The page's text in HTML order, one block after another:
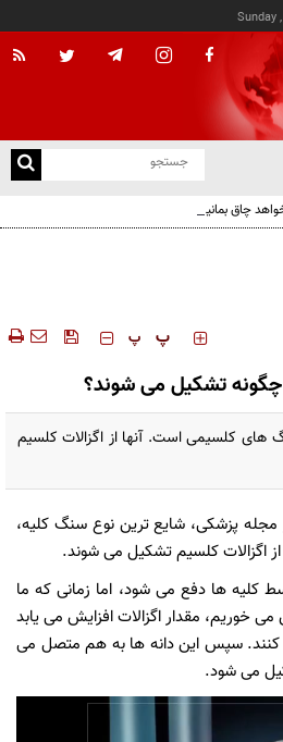
Sunday
چاق بمانیم!
‍‍‍ پ پ
تشکیل می شوند؟
کلسیمی است. آنها از اگزالات کلسیم
مجله پزشکی، شایع ترین نوع سنگ کلیه،
اگزالات کلسیم تشکیل می شوند.
ها دفع می شود، اما زمانی که ما
خوریم، مقدار اگزالات افزایش می یابد
سپس این دانه ها به هم متصل می
می شود.